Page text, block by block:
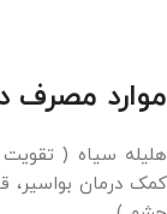
موارد مصرف
هلیله سیاه (
کمک درمان بواسیر،